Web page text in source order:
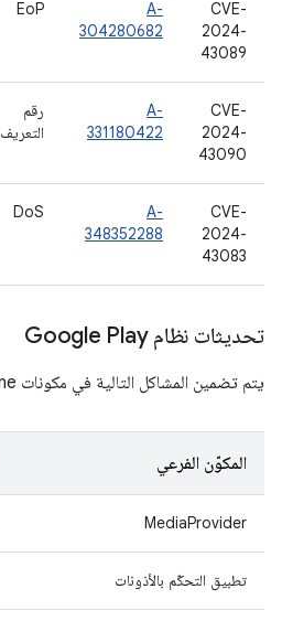
CVE-
2024-
43089
A-
304280682
EoP
CVE-
2024-
43090
A-
331180422
رقم
التعريف
CVE-
2024-
43083
A-
348352288
DoS
تحديثات نظام Google Play
يتم تضمين المشاكل التالية في مكونات Project Mainline.
المكوّن الفرعي
MediaProvider
تطبيق التحكّم بالأذونات